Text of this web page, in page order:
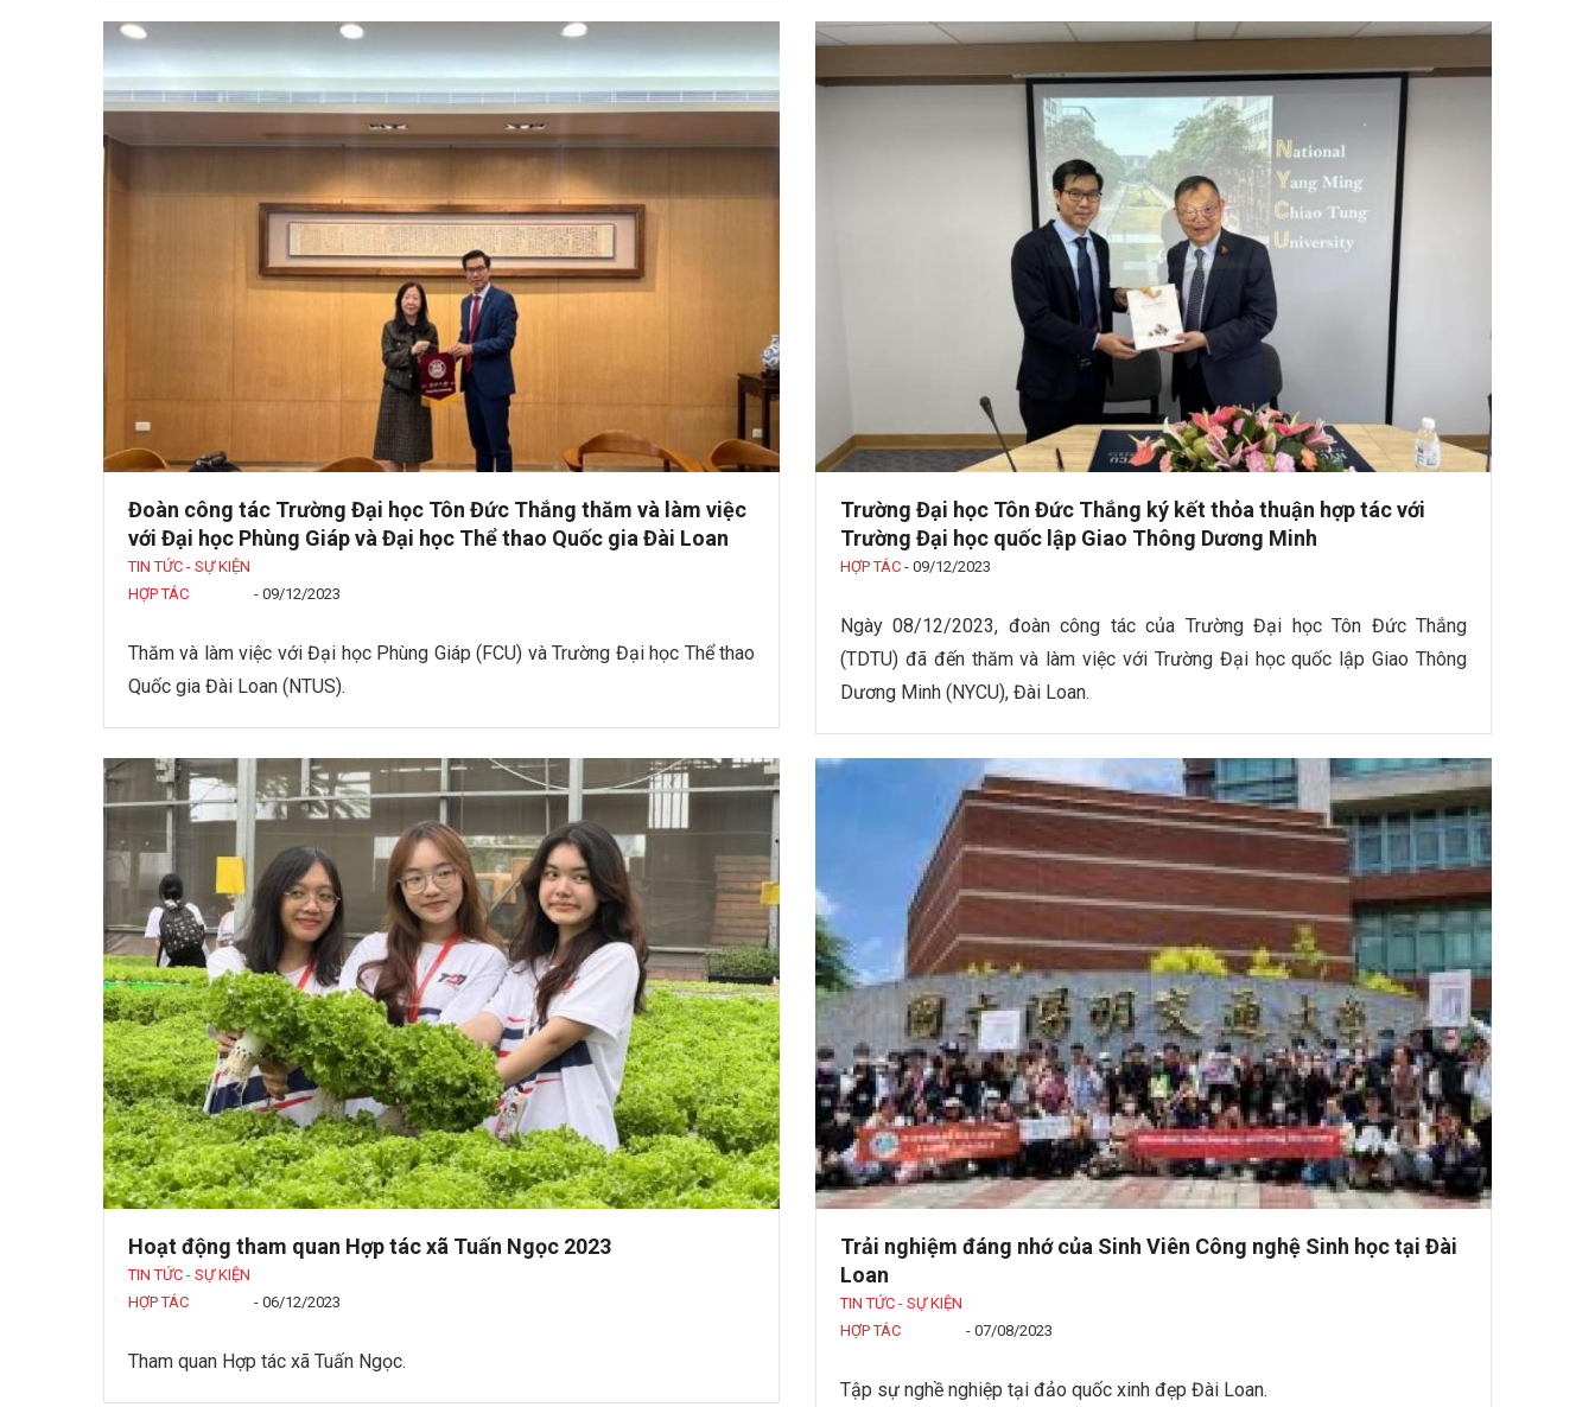
Đoàn công tác Trường Đại học Tôn Đức Thắng thăm và làm việc
với Đại học Phùng Giáp và Đại học Thể thao Quốc gia Đài Loan
TIN TỨC - SỰ KIỆN
HỢP TÁC
- 09/12/2023
Thăm và làm việc với Đại học Phùng Giáp (FCU) và Trường Đại học Thể thao
Quốc gia Đài Loan (NTUS).
Trường Đại học Tôn Đức Thắng ký kết thỏa thuận hợp tác với
Trường Đại học quốc lập Giao Thông Dương Minh
HỢP TÁC - 09/12/2023
Ngày 08/12/2023, đoàn công tác của Trường Đại học Tôn Đức Thắng
(TDTU) đã đến thăm và làm việc với Trường Đại học quốc lập Giao Thông
Dương Minh (NYCU), Đài Loan.
Hoạt động tham quan Hợp tác xã Tuấn Ngọc 2023
TIN TỨC - SỰ KIỆN
HỢP TÁC
- 06/12/2023
Tham quan Hợp tác xã Tuấn Ngọc.
Trải nghiệm đáng nhớ của Sinh Viên Công nghệ Sinh học tại Đài
Loan
TIN TỨC - SỰ KIỆN
HỢP TÁC
- 07/08/2023
Tập sự nghề nghiệp tại đảo quốc xinh đẹp Đài Loan.